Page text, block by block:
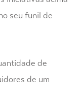
seu funil de
de
de um